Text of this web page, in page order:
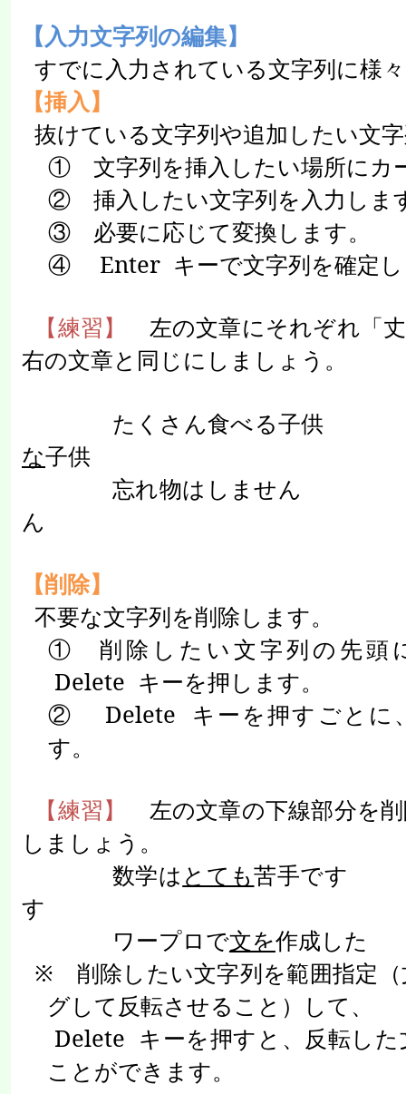
【入力文字列の編集】
すでに入力されている文字列に様
【挿入】
抜けている文字列や追加したい文
① 文字列を挿入したい場所にカ
② 挿入したい文字列を入力しま
③ 必要に応じて変換します。
④
Enter キーで文字列を確定
【練習】
左の文章にそれぞれ「
右の文章と同じにしましょう。
たくさん食べる子供
な子供
忘れ物はしません
ん
【削除】
不要な文字列を削除します。
① 削除したい文字列の先頭
Delete キーを押します。
②
Delete キーを押すごとに
す。
【練習】
左の文章の下線部分を
しましょう。
数学は とても苦手です
す
ワープロで文を作成した
※ 削除したい文字列を範囲指定
グして反転させること）して、
Delete キーを押すと、反転し
ことができます。